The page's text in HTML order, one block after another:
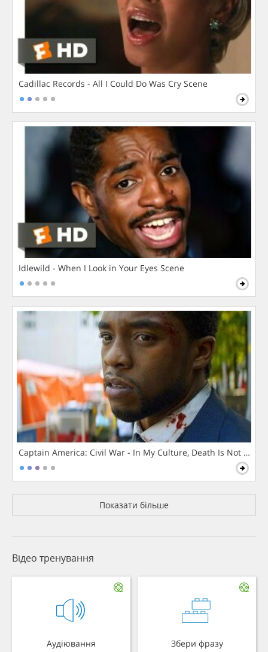
Cadillac Records - All I Could Do Was Cry Scene
Idlewild - When I Look in Your Eyes Scene
Captain America: Civil War - In My Culture, Death Is Not The
Показати більше
Відео тренування
Аудіювання Збери фразу